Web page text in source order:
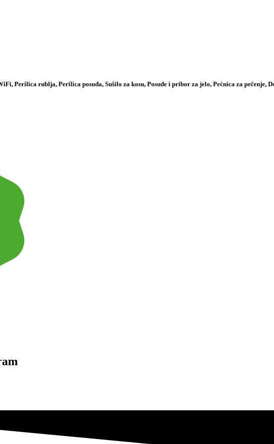
Perilica rublja, Perilica posuđa, Sušilo za kosu, Posuđe i pribor za jelo, Pećnica za pečenje,